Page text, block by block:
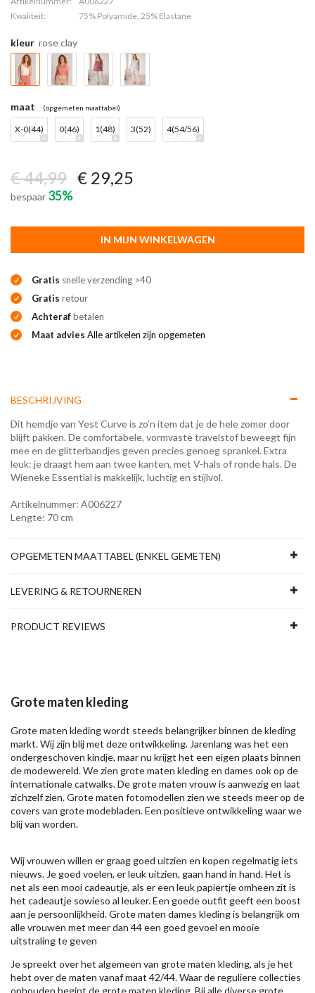
Kwaliteit:
75% Polyamide, 25% Elastane
kleur rose clay
maat (opgemeten maattabel)
X-0(44) 0(46) 1(48) 3(52) 4(54/56)
€ 44,99 € 29,25
bespaar 35%
IN MIJN WINKELWAGEN
Gratis snelle verzending >40
Gratis retour
Achterafbetalen
Maat advies Alle artikelen zijn opgemeten
BESCHRIJVING
Dit hemdje van Yest Curve is zo’n item dat je de hele zomer door
blijft pakken. De comfortabele, vormvaste travelstof beweegt fijn
mee en de glitterbandjes geven precies genoeg sprankel. Extra
leuk: je draagt hem aan twee kanten, met V-hals of ronde hals. De
Wieneke Essential is makkelijk, luchtig en stijlvol.
Artikelnummer: A006227
Lengte: 70 cm
OPGEMETEN MAATTABEL (ENKEL GEMETEN)
LEVERING & RETOURNEREN
PRODUCT REVIEWS
Grote maten kleding
Grote maten kleding wordt steeds belangrijker binnen de kleding
markt. Wij zijn blij met deze ontwikkeling. Jarenlang was het een
ondergeschoven kindje, maar nu krijgt het een eigen plaats binnen
de modewereld. We zien grote maten kleding en dames ook op de
internationale catwalks. De grote maten vrouw is aanwezig en laat
zichzelf zien. Grote maten fotomodellen zien we steeds meer op de
covers van grote modebladen. Een positieve ontwikkeling waar we
blij van worden.
Wij vrouwen willen er graag goed uitzien en kopen regelmatig iets
nieuws. Je goed voelen, er leuk uitzien, gaan hand in hand. Het is
net als een mooi cadeautje, als er een leuk papiertje omheen zit is
het cadeautje sowieso al leuker. Een goede outfit geeft een boost
aan je persoonlijkheid. Grote maten dames kleding is belangrijk om
alle vrouwen met meer dan 44 een goed gevoel en mooie
uitstraling te geven
Je spreekt over het algemeen van grote maten kleding, als je het
hebt over de maten vanaf maat 42/44. Waar de reguliere collecties
ophouden begint de grote maten kleding. Bij alle diverse grote